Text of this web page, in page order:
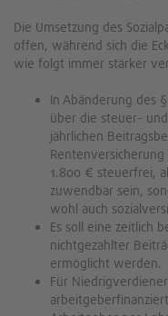
Die Umsetzung des
offen, während sich die
wie folgt immer stärker
In Abänderung des
über die steuer-
jährlichen
1.800 € steuerfrei,
zuwendbar sein,
wohl auch
Es soll eine zeitlich
nichtgezahlter
ermöglicht werden.
Für